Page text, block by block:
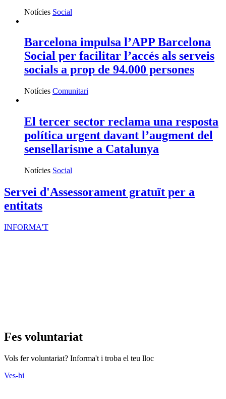
Notícies Social
Barcelona impulsa l’APP Barcelona
Social per facilitar l’accés als serveis
socials a prop de 94.000 persones
Notícies Comunitari
El tercer sector reclama una resposta
política urgent davant l’augment del
sensellarisme a Catalunya
Notícies Social
Servei d'Assessorament gratuït per a
entitats
INFORMA'T
Fes voluntariat
Vols fer voluntariat? Informa't i troba el teu lloc
Ves-hi